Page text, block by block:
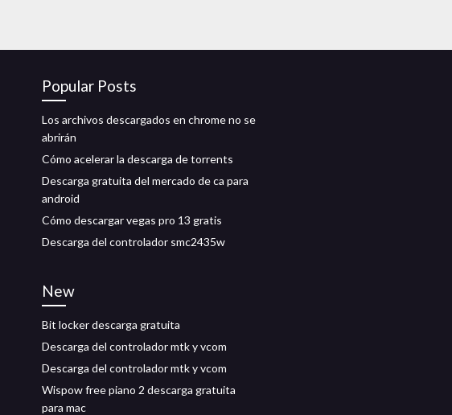
Popular Posts
Los archivos descargados en chrome no se
abrirán
Cómo acelerar la descarga de torrents
Descarga gratuita del mercado de ca para
android
Cómo descargar vegas pro 13 gratis
Descarga del controlador smc2435w
New
Bit locker descarga gratuita
Descarga del controlador mtk y vcom
Descarga del controlador mtk y vcom
Wispow free piano 2 descarga gratuita
para mac